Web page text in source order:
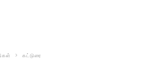
கட்டுரை